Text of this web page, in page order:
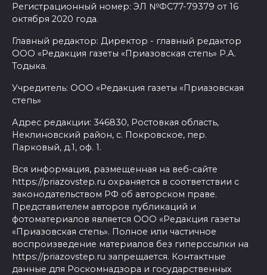
Регистрационный номер: ЭЛ №ФС77-79379 от 16
октября 2020 года.
Главный редактор: Директор - главный редактор
ООО «Редакция газеты «Приазовская степь» Р.А.
Тодыка.
Учредитель: ООО «Редакция газеты «Приазовская
степь»
Адрес редакции: 346830, Ростовкая область,
Неклиновский район, с. Покровское, пер.
Парковый, д.1, оф. 1.
Вся информация, размещенная на веб-сайте
https://priazovstep.ru охраняется в соответствии с
законодательством РФ об авторском праве.
Представителем авторов публикаций и
фотоматериалов является ООО «Редакция газеты
«Приазовская степь». Полное или частичное
воспроизведение материалов без гиперссылки на
https://priazovstep.ru запрещается. Контактные
данные для Роскомнадзора и государственных